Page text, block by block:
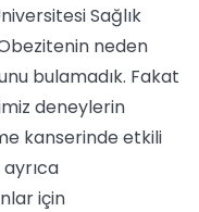
Sağlık
neden
bulamadık. Fakat
deneylerin
kanserinde etkili
için